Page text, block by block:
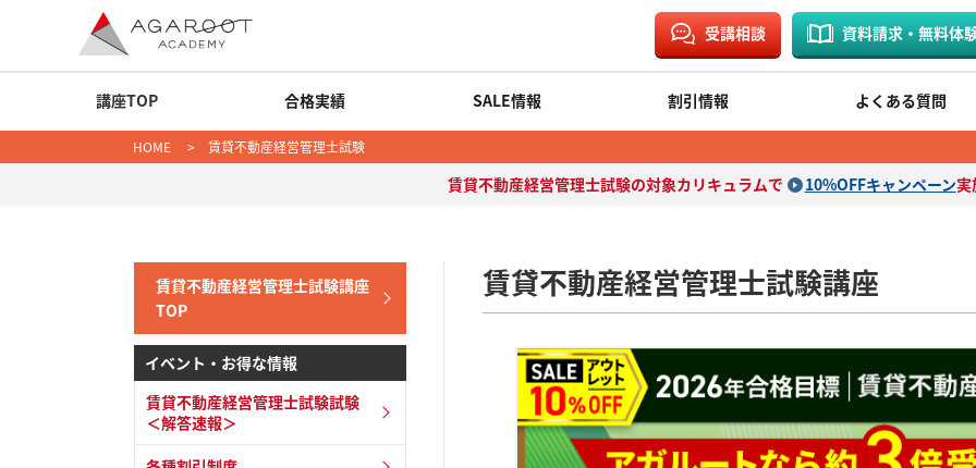
受講相談 資料請求・無料体
講座TOP 合格実績 SALE情報 割引情報 よくある質問
HOME > 賃貸不動産経営管理士試験
賃貸不動産経営管理士試験の対象カリキュラムで 10%OFFキャンペーン実
賃貸不動産経営管理士試験講座
賃貸不動産経営管理士試験講座
TOP
イベント・お得な情報
賃貸不動産経営管理士試験試験
＜解答速報＞